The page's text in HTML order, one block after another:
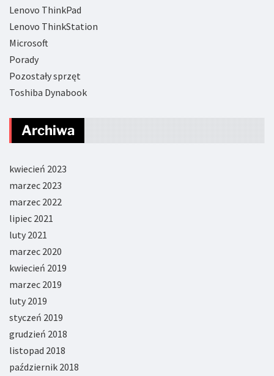
Lenovo ThinkPad
Lenovo ThinkStation
Microsoft
Porady
Pozostały sprzęt
Toshiba Dynabook
Archiwa
kwiecień 2023
marzec 2023
marzec 2022
lipiec 2021
luty 2021
marzec 2020
kwiecień 2019
marzec 2019
luty 2019
styczeń 2019
grudzień 2018
listopad 2018
październik 2018